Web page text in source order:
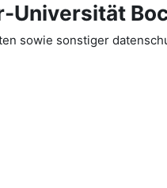
Universität
sowie sonstiger